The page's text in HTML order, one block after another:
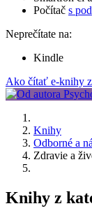
Počítač s
Neprečítate na:
Kindle
Ako čítať e-knihy
Knihy
Odborné a
Zdravie a
Knihy z